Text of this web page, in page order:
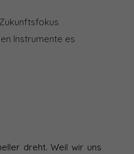
Instrumente es
dreht. Weil wir uns